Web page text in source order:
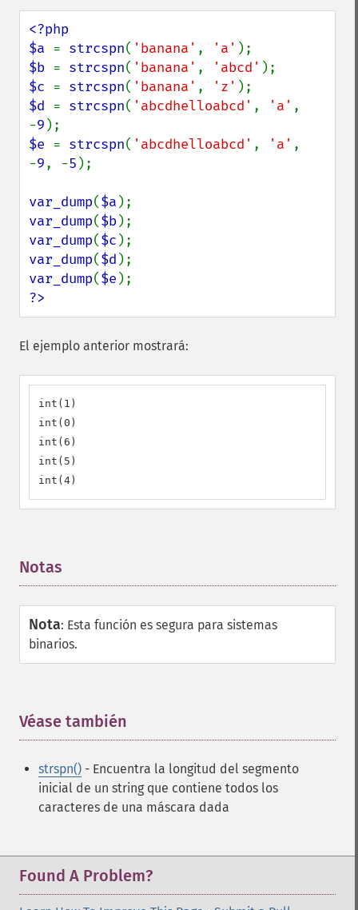
<?php
$a = strcspn( 'banana' , 'a'
$b = strcspn( 'banana' , 'abcd'
$c = strcspn( 'banana' , 'z'
$d = strcspn( 'abcdhelloabcd' , 'a' ,
-9
$e = strcspn( 'abcdhelloabcd' , 'a' ,
-9, -5 );
var_dump($a
var_dump($b
var_dump($c
var_dump($d
var_dump($e
?>
El ejemplo anterior mostrará:
int(1)
int(0)
int(6)
int(5)
int(4)
Notas
Nota: Esta función es segura para sistemas
binarios.
Véase también
strspn() - Encuentra la longitud del segmento
inicial de un string que contiene todos los
caracteres de una máscara dada
Found A Problem?